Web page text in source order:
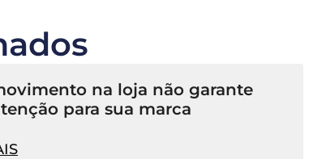
na loja não garante
para sua marca